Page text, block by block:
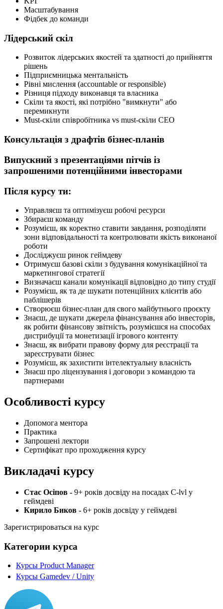
Масштабування
Фідбек до команди
Лідерський скіл
Розвиток лідерських якостей та здатності до прийняття
рішень
Підприємницька ментальність
Рівні мислення (accountable or responsible)
Різниця підходу виконавця та власника
Скіли та якості, які потрібно "вимкнути" або
перемикнути
Must-скіли співробітника vs must-скіли CEO
Консультація з драфтів бізнес-планів
Випускний з презентаціями пітчів із
запрошеними потенційними інвесторами
Після курсу ти:
Управляєш та оптимізуєш робочі ресурси
Збираєш команду
Розумієш, як коректно ставити завдання, розподіляти
зони відповідальності та контролювати якість виконаної
роботи
Досліджуєш ринок геймдеву
Отримуєш базові скіли з будування комунікаційної та
маркетингової стратегії
Визначаєш канали комунікації відповідно до типу студії
Розумієш, як та де шукати потенційних клієнтів або
паблішерів
Створюєш бізнес-план для свого майбутнього проєкту
Знаєш, де шукати джерела фінансування або інвесторів,
як робити фінансову звітність, розумієшся на способах
дистрибуції та монетизації ігрового контенту
Знаєш, як вибрати правову форму для реєстрації та
зареєструвати бізнес
Розумієш, як захистити інтелектуальну власність
Знаєш про ліцензування і договори з командою та
партнерами
Особливості курсу
Допомога ментора
Практика
Запрошені лектори
Сертифікат про проходження курсу
Викладачі курсу
Стас Осіпов - 9+ років досвіду на посадах C-lvl у
геймдеві
Кирило Биков - 6+ років досвіду у геймдеві
Зарегистрироваться на курс
Категории курса
Курсы Product Manager
Курсы Gamedev / Unity